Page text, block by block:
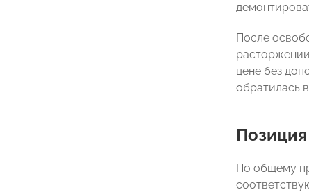
После
цене без
обратилась
По общему